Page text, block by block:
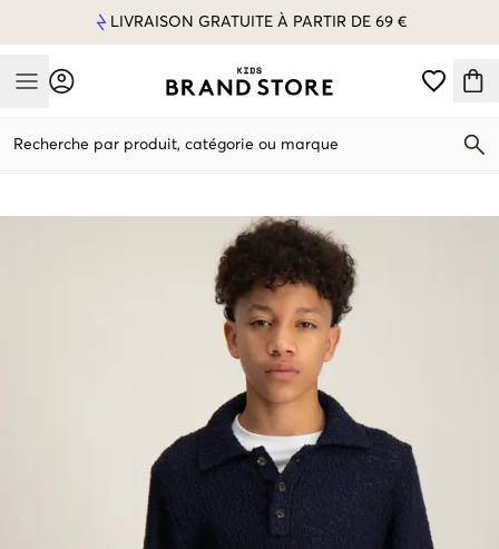
LIVRAISON GRATUITE À PARTIR DE 69 €
Mobile Menu
Recherche par produit, catégorie ou marque